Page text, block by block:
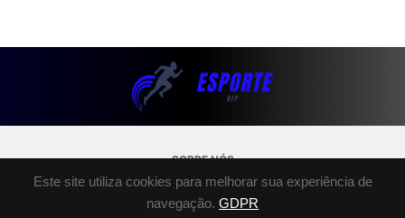
Este site utiliza cookies para melhorar sua experiência de
navegação. GDPR
SOBRE NÓS
POLÍTICA DE PRIVACIDADE
TERMOS E CONDIÇÕES